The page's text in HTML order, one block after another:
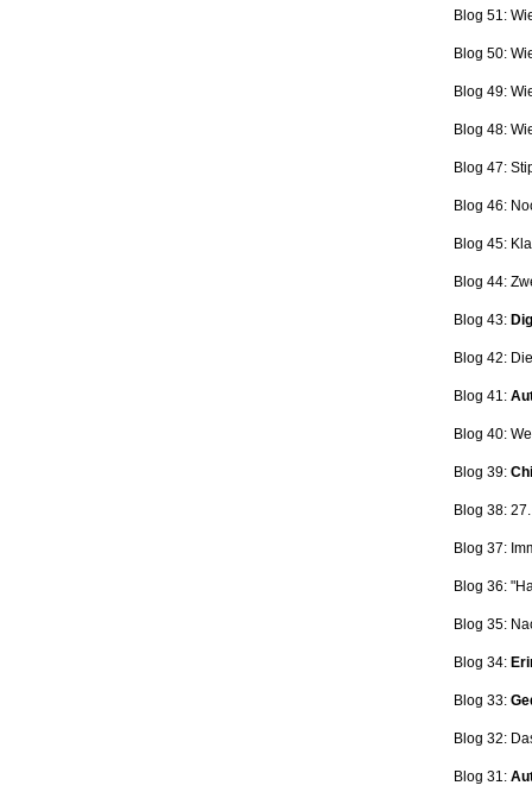
Blog 51:
Blog 50:
Blog 49:
Blog 48:
Blog 47:
Blog 46:
Blog 45:
Blog 44:
Blog 43:
Blog 42:
Blog 41:
Blog 40:
Blog 39:
Blog 38:
Blog 37:
Blog 36:
Blog 35:
Blog 34:
Blog 33:
Blog 32:
Blog 31: